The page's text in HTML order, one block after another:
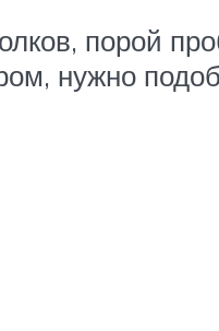
порой
нужно